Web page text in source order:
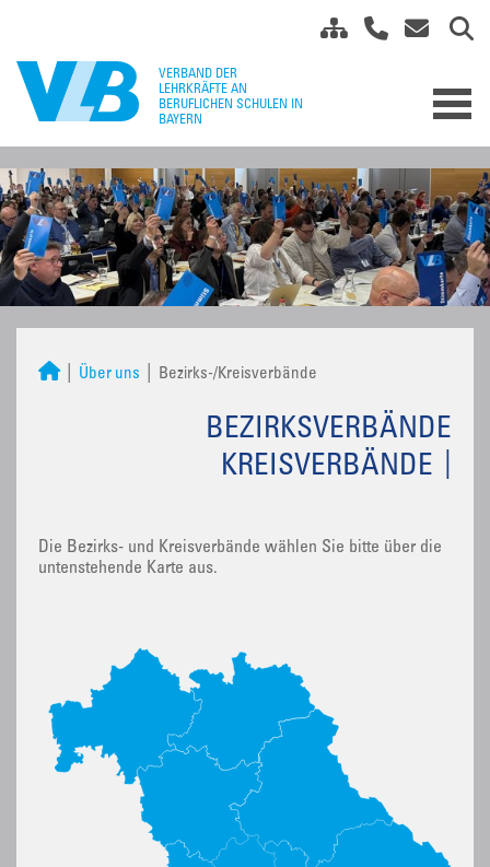
Über uns Bezirks-/Kreisverbände
BEZIRKSVERBÄNDE
KREISVERBÄNDE
Die Bezirks- und Kreisverbände wählen Sie bitte über die
untenstehende Karte aus.